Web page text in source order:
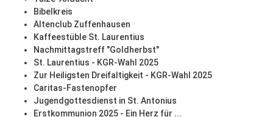
Bibelkreis
Altenclub Zuffenhausen
Kaffeestüble St. Laurentius
Nachmittagstreff "Goldherbst"
St. Laurentius - KGR-Wahl 2025
Zur Heiligsten Dreifaltigkeit - KGR-Wahl 2025
Caritas-Fastenopfer
Jugendgottesdienst in St. Antonius
Erstkommunion 2025 - Ein Herz für ...